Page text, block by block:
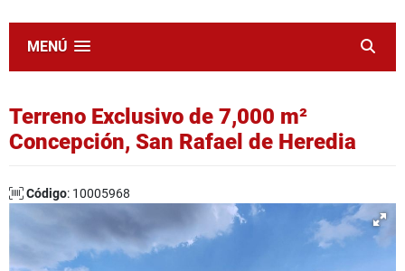
MENÚ
Terreno Exclusivo de 7,000 m²
Concepción, San Rafael de Heredia
Código: 10005968